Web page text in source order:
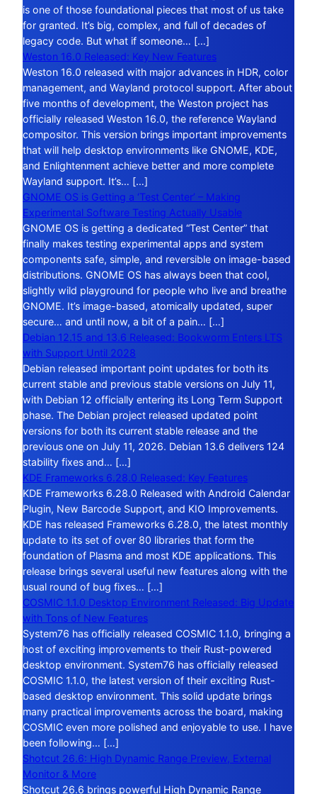
is one of those foundational pieces that most of us take
for granted. It’s big, complex, and full of decades of
legacy code. But what if someone… […]
Weston 16.0 Released: Key New Features
Weston 16.0 released with major advances in HDR, color
management, and Wayland protocol support. After about
five months of development, the Weston project has
officially released Weston 16.0, the reference Wayland
compositor. This version brings important improvements
that will help desktop environments like GNOME, KDE,
and Enlightenment achieve better and more complete
Wayland support. It’s… […]
GNOME OS is Getting a ‘Test Center’ – Making
Experimental Software Testing Actually Usable
GNOME OS is getting a dedicated “Test Center” that
finally makes testing experimental apps and system
components safe, simple, and reversible on image-based
distributions. GNOME OS has always been that cool,
slightly wild playground for people who live and breathe
GNOME. It’s image-based, atomically updated, super
secure… and until now, a bit of a pain… […]
Debian 12.15 and 13.6 Released: Bookworm Enters LTS
with Support Until 2028
Debian released important point updates for both its
current stable and previous stable versions on July 11,
with Debian 12 officially entering its Long Term Support
phase. The Debian project released updated point
versions for both its current stable release and the
previous one on July 11, 2026. Debian 13.6 delivers 124
stability fixes and… […]
KDE Frameworks 6.28.0 Released: Key Features
KDE Frameworks 6.28.0 Released with Android Calendar
Plugin, New Barcode Support, and KIO Improvements.
KDE has released Frameworks 6.28.0, the latest monthly
update to its set of over 80 libraries that form the
foundation of Plasma and most KDE applications. This
release brings several useful new features along with the
usual round of bug fixes… […]
COSMIC 1.1.0 Desktop Environment Released: Big Update
with Tons of New Features
System76 has officially released COSMIC 1.1.0, bringing a
host of exciting improvements to their Rust-powered
desktop environment. System76 has officially released
COSMIC 1.1.0, the latest version of their exciting Rust-
based desktop environment. This solid update brings
many practical improvements across the board, making
COSMIC even more polished and enjoyable to use. I have
been following… […]
Shotcut 26.6: High Dynamic Range Preview, External
Monitor & More
Shotcut 26.6 brings powerful High Dynamic Range